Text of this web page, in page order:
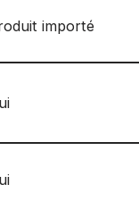
importé